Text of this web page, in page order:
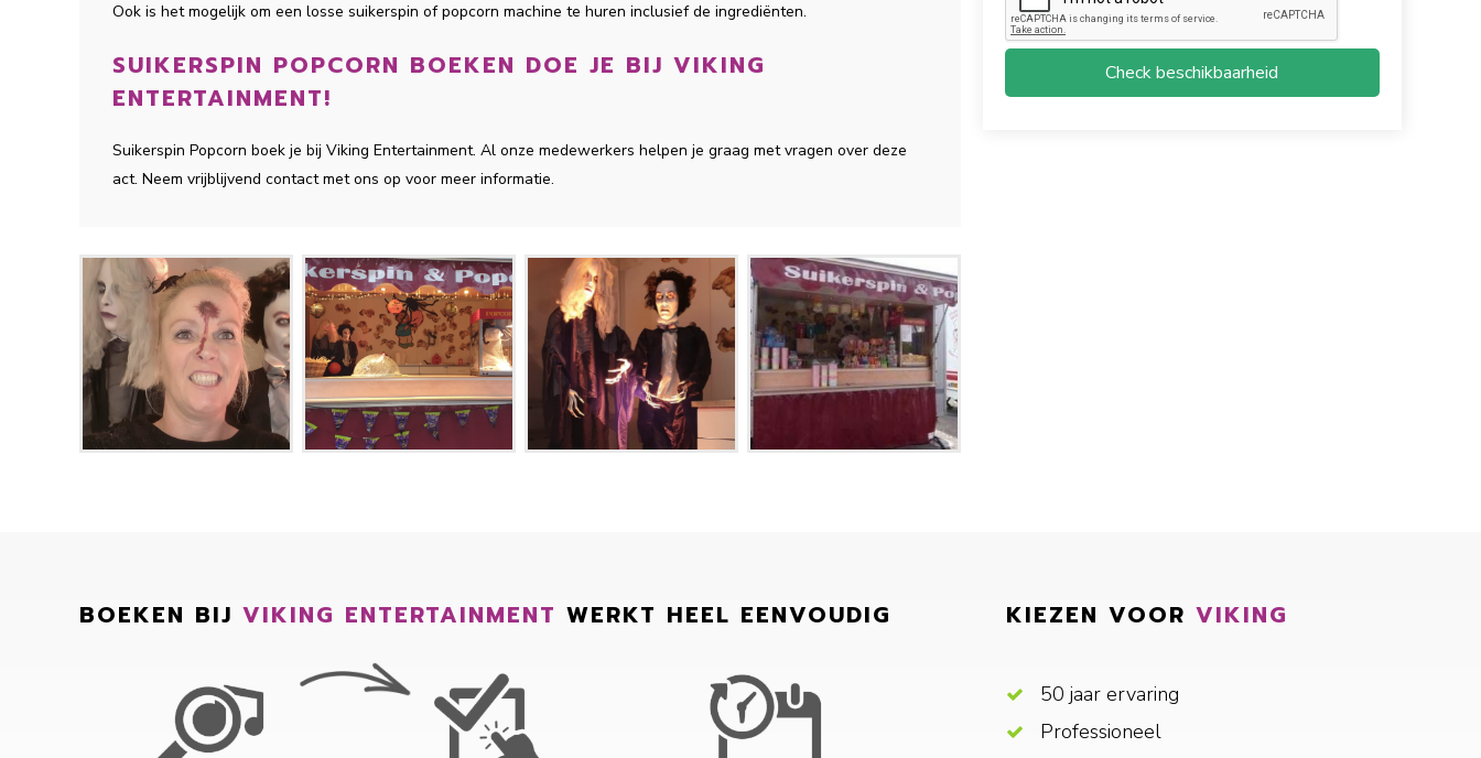
Ook is het mogelijk om een losse suikerspin of popcorn machine te huren inclusief de ingrediënten.
SUIKERSPIN POPCORN BOEKEN DOE JE BIJ VIKING
ENTERTAINMENT!
Suikerspin Popcorn boek je bij Viking Entertainment. Al onze medewerkers helpen je graag met vragen over deze
act. Neem vrijblijvend contact met ons op voor meer informatie.
Check beschikbaarheid
BOEKEN BIJ VIKING ENTERTAINMENT WERKT HEEL EENVOUDIG KIEZEN VOOR VIKING
50 jaar ervaring
Professioneel